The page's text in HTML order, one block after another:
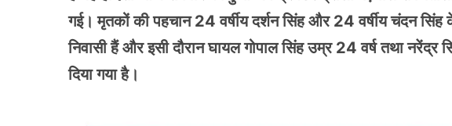
गई। मृतकों की पहचान 24 वर्षीय दर्शन सिंह और 24 वर्षीय चंदन सिंह
निवासी हैं और इसी दौरान घायल गोपाल सिंह उम्र 24 वर्ष तथा
दिया गया है।